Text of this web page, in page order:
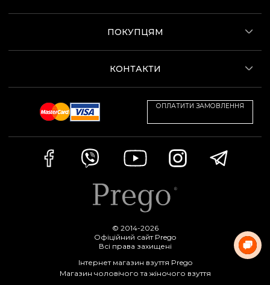
ПОКУПЦЯМ
КОНТАКТИ
ОПЛАТИТИ ЗАМОВЛЕННЯ
© 2014-2026
Офіційний сайт Prego
Всі права захищені
Інтернет магазин взуття Prego
Магазин чоловічого та жіночого взуття